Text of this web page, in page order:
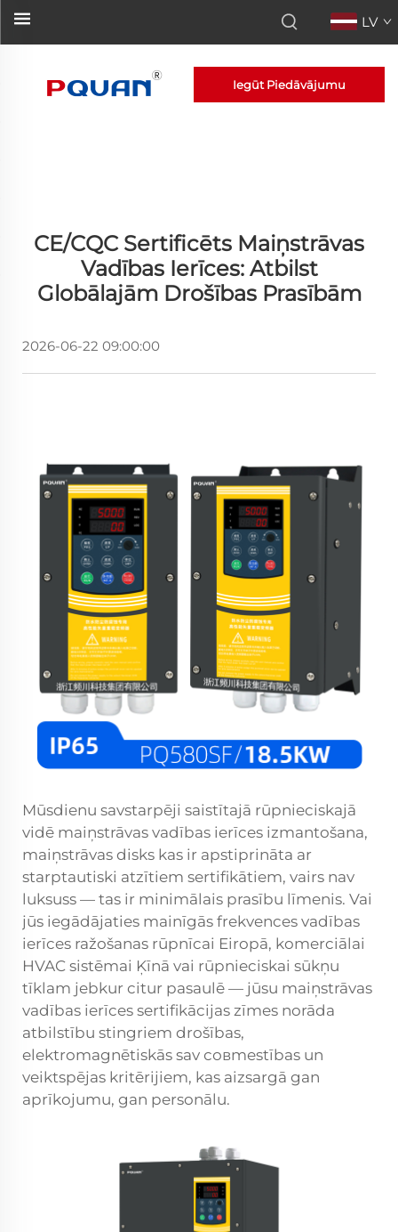
LV
Iegūt Piedāvājumu
CE/CQC Sertificēts Maiņstrāvas
Vadības Ierīces: Atbilst
Globālajām Drošības Prasībām
2026-06-22 09:00:00
Mūsdienu savstarpēji saistītajā rūpnieciskajā
vidē maiņstrāvas vadības ierīces izmantošana,
maiņstrāvas disks kas ir apstiprināta ar
starptautiski atzītiem sertifikātiem, vairs nav
luksuss — tas ir minimālais prasību līmenis. Vai
jūs iegādājaties mainīgās frekvences vadības
ierīces ražošanas rūpnīcai Eiropā, komerciālai
HVAC sistēmai Ķīnā vai rūpnieciskai sūkņu
tīklam jebkur citur pasaulē — jūsu maiņstrāvas
vadības ierīces sertifikācijas zīmes norāda
atbilstību stingriem drošības,
elektromagnētiskās sav совmestības un
veiktspējas kritērijiem, kas aizsargā gan
aprīkojumu, gan personālu.